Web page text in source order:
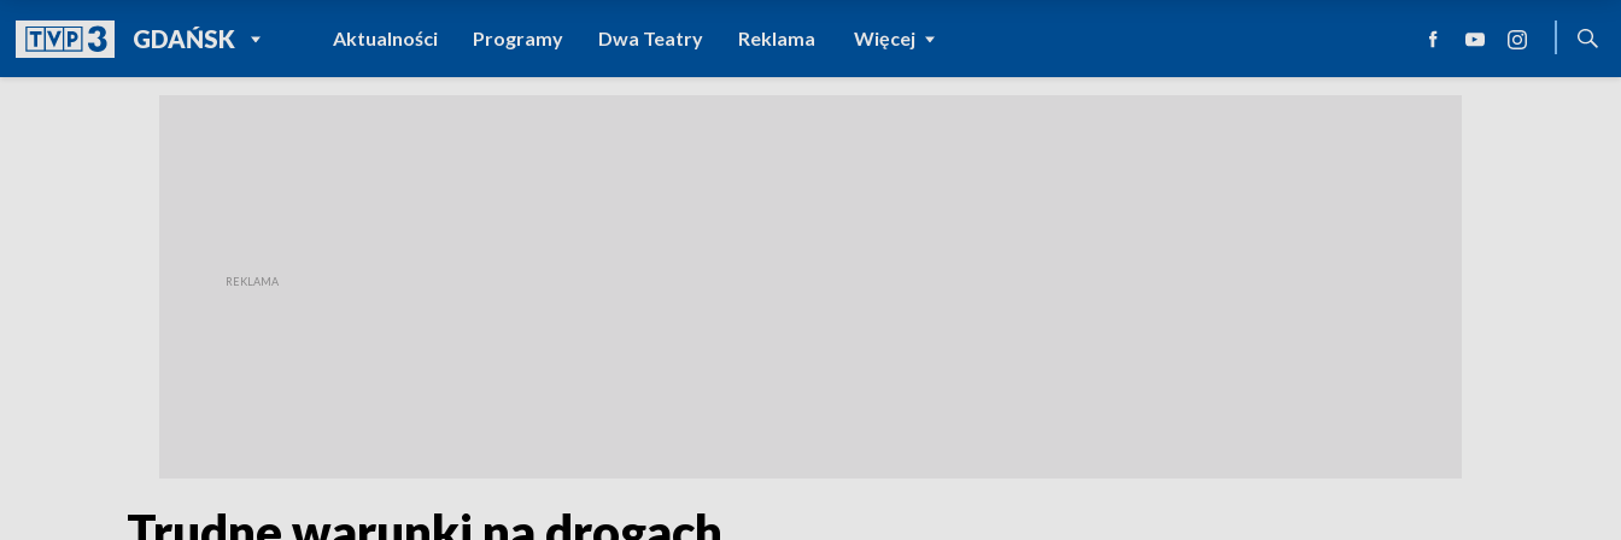
GDAŃSKPOWRÓT DO
TVP REGIONY
Aktualności Programy Dwa Teatry Reklama Więcej